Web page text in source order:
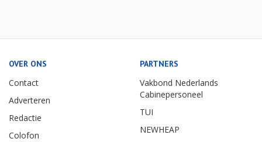
OVER ONS
Contact
Adverteren
Redactie
Colofon
PARTNERS
Vakbond Nederlands
Cabinepersoneel
TUI
NEWHEAP